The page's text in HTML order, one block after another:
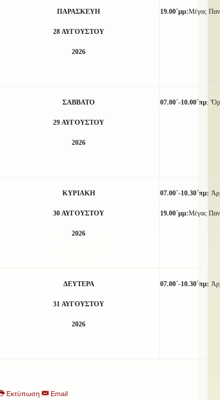
ΠΑΡΑΣΚΕΥΗ
28 ΑΥΓΟΥΣΤΟΥ
2026
19.00΄μμ:Μέγας
ΣΑΒΒΑΤΟ
29 ΑΥΓΟΥΣΤΟΥ
2026
07.00΄-10.00΄πμ:
ΚΥΡΙΑΚΗ
30 ΑΥΓΟΥΣΤΟΥ
2026
07.00΄-10.30΄πμ:
19.00΄μμ:Μέγας
ΔΕΥΤΕΡΑ
31 ΑΥΓΟΥΣΤΟΥ
2026
07.00΄-10.30΄πμ:
Εκτύπωση Email